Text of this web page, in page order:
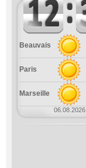
Beauvais
Paris
Marseille
06.08.2026